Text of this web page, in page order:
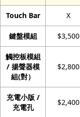
Touch Bar X
鍵盤模組 $3,500
觸控板模組
/ 揚聲器模
組(對）
$2,800
充電小版 /
充電孔
$2,400